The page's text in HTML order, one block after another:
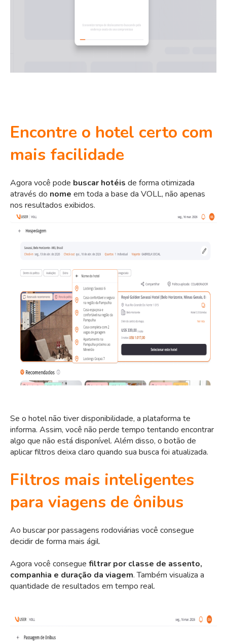
Encontre o hotel certo com
mais facilidade
Agora você pode buscar hotéis de forma otimizada
através do nome em toda a base da VOLL, não apenas
nos resultados exibidos.
Se o hotel não tiver disponibilidade, a plataforma te
informa. Assim, você não perde tempo tentando encontrar
algo que não está disponível. Além disso, o botão de
aplicar filtros deixa claro quando sua busca foi atualizada.
Filtros mais inteligentes
para viagens de ônibus
Ao buscar por passagens rodoviárias você consegue
decidir de forma mais ágil.
Agora você consegue filtrar por classe de assento,
companhia e duração da viagem. Também visualiza a
quantidade de resultados em tempo real.